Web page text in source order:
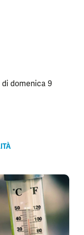
domenica 9